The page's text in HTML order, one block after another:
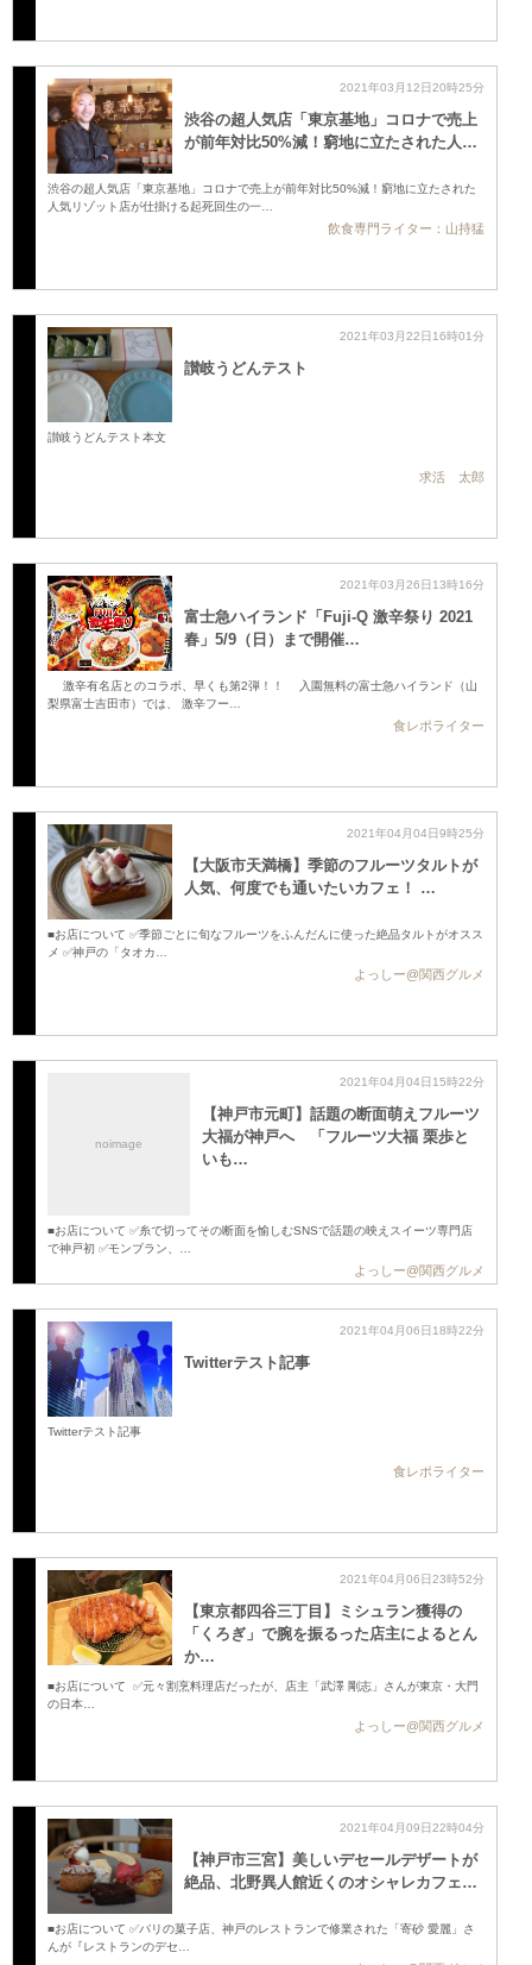
2021年03月12日20時25分
渋谷の超人気店「東京基地」コロナで売上
が前年対比50%減！窮地に立たされた人…
渋谷の超人気店「東京基地」コロナで売上が前年対比50%減！窮地に立たされた
人気リゾット店が仕掛ける起死回生の一…
飲食専門ライター：山持猛
2021年03月22日16時01分
讃岐うどんテスト
讃岐うどんテスト本文
求活 太郎
2021年03月26日13時16分
富士急ハイランド「Fuji‐Q 激辛祭り 2021
春」5/9（日）まで開催…
激辛有名店とのコラボ、早くも第2弾！！ 入園無料の富士急ハイランド（山
梨県富士吉田市）では、 激辛フー…
食レポライター
2021年04月04日9時25分
【大阪市天満橋】季節のフルーツタルトが
人気、何度でも通いたいカフェ！ …
■お店について ✅季節ごとに旬なフルーツをふんだんに使った絶品タルトがオスス
メ ✅神戸の「タオカ…
よっしー@関西グルメ
noimage
2021年04月04日15時22分
【神戸市元町】話題の断面萌えフルーツ
大福が神戸へ 「フルーツ大福 栗歩と
いも…
■お店について ✅糸で切ってその断面を愉しむSNSで話題の映えスイーツ専門店
で神戸初 ✅モンブラン、…
よっしー@関西グルメ
2021年04月06日18時22分
Twitterテスト記事
Twitterテスト記事
食レポライター
2021年04月06日23時52分
【東京都四谷三丁目】ミシュラン獲得の
「くろぎ」で腕を振るった店主によるとん
か…
■お店について ✅元々割烹料理店だったが、店主「武澤 剛志」さんが東京・大門
の日本…
よっしー@関西グルメ
2021年04月09日22時04分
【神戸市三宮】美しいデセールデザートが
絶品、北野異人館近くのオシャレカフェ …
■お店について ✅パリの菓子店、神戸のレストランで修業された「寄砂 愛麗」さ
んが『レストランのデセ…